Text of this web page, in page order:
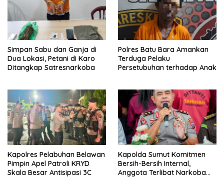
Simpan Sabu dan Ganja di
Dua Lokasi, Petani di Karo
Ditangkap Satresnarkoba
Polres Batu Bara Amankan
Terduga Pelaku
Persetubuhan terhadap Anak
Kapolres Pelabuhan Belawan
Pimpin Apel Patroli KRYD
Skala Besar Antisipasi 3C
Kapolda Sumut Komitmen
Bersih-Bersih Internal,
Anggota Terlibat Narkoba